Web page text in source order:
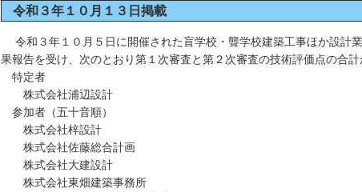
令和３年１０月１３日掲載
令和３年１０月５日に開催された盲学校・聾学校建築工事ほか設計
果報告を受け、次のとおり第１次審査と第２次審査の技術評価点の合
特定者
株式会社浦辺設計
参加者（五十音順）
株式会社梓設計
株式会社佐藤総合計画
株式会社大建設計
株式会社東畑建築事務所